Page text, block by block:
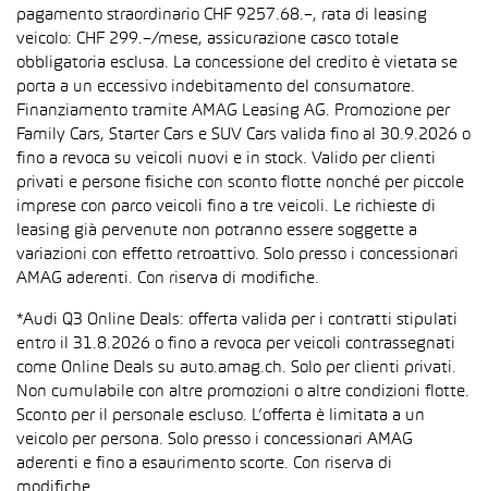
pagamento straordinario CHF 9257.68.–, rata di leasing
veicolo: CHF 299.–/mese, assicurazione casco totale
obbligatoria esclusa. La concessione del credito è vietata se
porta a un eccessivo indebitamento del consumatore.
Finanziamento tramite AMAG Leasing AG. Promozione per
Family Cars, Starter Cars e SUV Cars valida fino al 30.9.2026 o
fino a revoca su veicoli nuovi e in stock. Valido per clienti
privati e persone fisiche con sconto flotte nonché per piccole
imprese con parco veicoli fino a tre veicoli. Le richieste di
leasing già pervenute non potranno essere soggette a
variazioni con effetto retroattivo. Solo presso i concessionari
AMAG aderenti. Con riserva di modifiche.
*Audi Q3 Online Deals: offerta valida per i contratti stipulati
entro il 31.8.2026 o fino a revoca per veicoli contrassegnati
come Online Deals su auto.amag.ch. Solo per clienti privati.
Non cumulabile con altre promozioni o altre condizioni flotte.
Sconto per il personale escluso. L’offerta è limitata a un
veicolo per persona. Solo presso i concessionari AMAG
aderenti e fino a esaurimento scorte. Con riserva di
modifiche.